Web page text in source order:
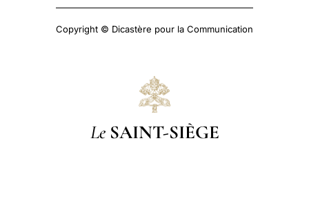
Copyright © Dicastère pour la Communication
Le SAINT-SIÈGE